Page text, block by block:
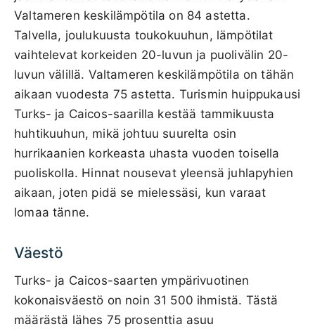
Valtameren keskilämpötila on 84 astetta.
Talvella, joulukuusta toukokuuhun, lämpötilat
vaihtelevat korkeiden 20-luvun ja puolivälin 20-
luvun välillä. Valtameren keskilämpötila on tähän
aikaan vuodesta 75 astetta. Turismin huippukausi
Turks- ja Caicos-saarilla kestää tammikuusta
huhtikuuhun, mikä johtuu suurelta osin
hurrikaanien korkeasta uhasta vuoden toisella
puoliskolla. Hinnat nousevat yleensä juhlapyhien
aikaan, joten pidä se mielessäsi, kun varaat
lomaa tänne.
Väestö
Turks- ja Caicos-saarten ympärivuotinen
kokonaisväestö on noin 31 500 ihmistä. Tästä
määrästä lähes 75 prosenttia asuu